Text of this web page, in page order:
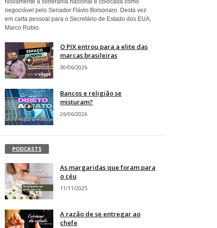
Novamente a soberania nacional é colocada como
negociável pelo Senador Flávio Bolsonaro. Desta vez
em carta pessoal para o Secretário de Estado dos EUA,
Marco Rubio.
O PIX entrou para a elite das
marcas brasileiras
30/06/2026
Bancos e religião se
misturam?
26/06/2026
PODCASTS
As margaridas que foram para
o céu
11/11/2025
A razão de se entregar ao
chefe